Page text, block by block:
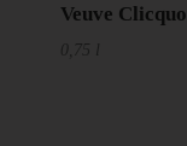
Veuve
0,75 l